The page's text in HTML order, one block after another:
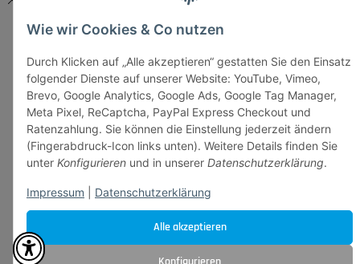
Alle akzeptieren
Wie wir Cookies & Co nutzen
Durch Klicken auf „Alle akzeptieren“ gestatten Sie den Einsatz
folgender Dienste auf unserer Website: YouTube, Vimeo,
Brevo, Google Analytics, Google Ads, Google Tag Manager,
Meta Pixel, ReCaptcha, PayPal Express Checkout und
Ratenzahlung. Sie können die Einstellung jederzeit ändern
(Fingerabdruck-Icon links unten). Weitere Details finden Sie
unter Konfigurieren und in unserer Datenschutzerklärung.
Impressum Datenschutzerklärung